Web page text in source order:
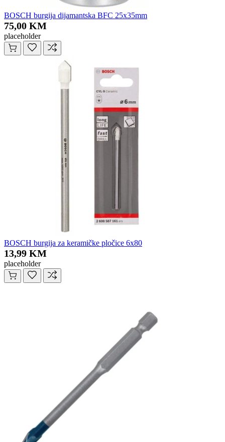
BOSCH burgija dijamantska BFC 25x35mm
75,00 KM
placeholder
BOSCH burgija za keramičke pločice 6x80
13,99 KM
placeholder